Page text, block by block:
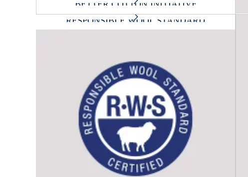
BETTER COTTON INITIATIVE
RESPONSIBLE WOOL STANDARD